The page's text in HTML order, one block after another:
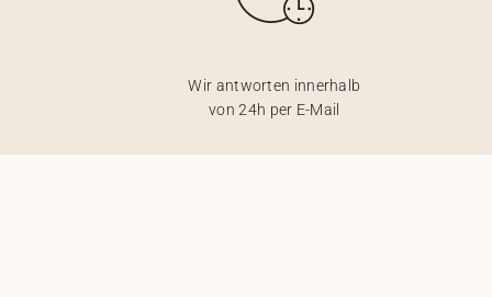
Wir antworten innerhalb
von 24h per E-Mail